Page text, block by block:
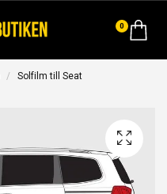
0
Solfilm till Seat